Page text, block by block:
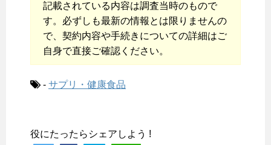
記載されている内容は調査当時のもので
す。必ずしも最新の情報とは限りませんの
で、契約内容や手続きについての詳細はご
自身で直接ご確認ください。
- サプリ・健康食品
役にたったらシェアしよう !